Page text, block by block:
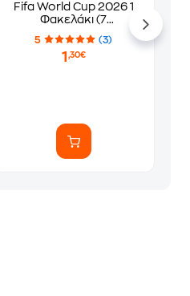
Fifa World Cup 2026 1
Φακελάκι (7
Αυτοκόλλητα)
5 (3)
1 ,30€